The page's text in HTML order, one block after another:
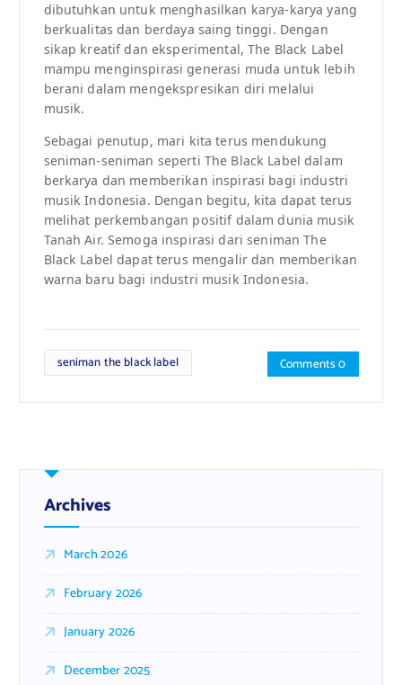
dibutuhkan untuk menghasilkan karya-karya yang
berkualitas dan berdaya saing tinggi. Dengan
sikap kreatif dan eksperimental, The Black Label
mampu menginspirasi generasi muda untuk lebih
berani dalam mengekspresikan diri melalui
musik.
Sebagai penutup, mari kita terus mendukung
seniman-seniman seperti The Black Label dalam
berkarya dan memberikan inspirasi bagi industri
musik Indonesia. Dengan begitu, kita dapat terus
melihat perkembangan positif dalam dunia musik
Tanah Air. Semoga inspirasi dari seniman The
Black Label dapat terus mengalir dan memberikan
warna baru bagi industri musik Indonesia.
seniman the black label Comments 0
Archives
March 2026
February 2026
January 2026
December 2025